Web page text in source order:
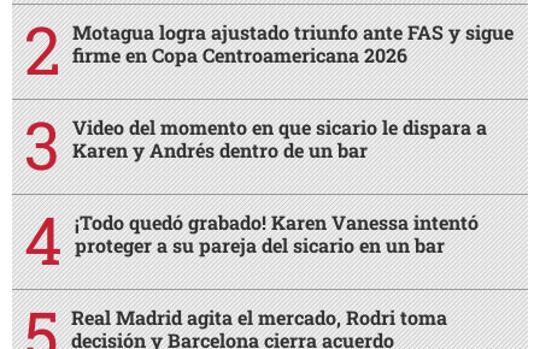
Motagua logra ajustado triunfo ante FAS y sigue
firme en Copa Centroamericana 2026
Video del momento en que sicario le dispara a
Karen y Andrés dentro de un bar
¡Todo quedó grabado! Karen Vanessa intentó
proteger a su pareja del sicario en un bar
Real Madrid agita el mercado, Rodri toma
decisión y Barcelona cierra acuerdo